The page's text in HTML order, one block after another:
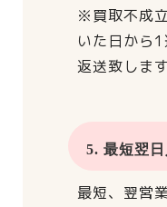
※買取不成立
いた日から
返送致します
5. 最短翌
最短、翌営